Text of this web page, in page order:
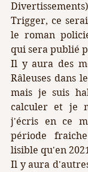
Trigger, ce
le roman
qui sera publié
Il y aura des
Râleuses dans
mais je suis
calculer et je
j'écris en ce
période
lisible qu'en
Il y aura